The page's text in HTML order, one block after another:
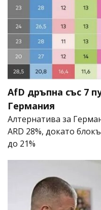
AfD дръпна със 7
Германия
Алтернатива за
ARD 28%, докато
до 21%